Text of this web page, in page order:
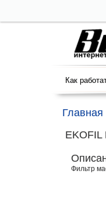
Как
Главная
EKOFIL
Фильтр